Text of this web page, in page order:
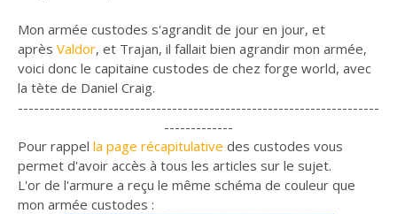
Mon armée custodes s'agrandit de jour en jour, et
après Valdor, et Trajan, il fallait bien agrandir mon armée,
voici donc le capitaine custodes de chez forge world, avec
la tète de Daniel Craig.
--------------------------------------------------------------------
-------------
Pour rappel la page récapitulative des custodes vous
permet d'avoir accès à tous les articles sur le sujet.
L'or de l'armure a reçu le même schéma de couleur que
mon armée custodes :